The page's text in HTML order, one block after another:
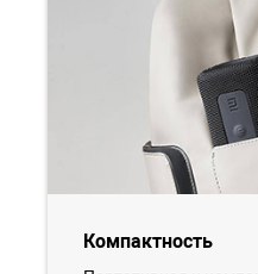
Компактность